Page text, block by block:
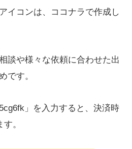
イコンは、ココナラで作成し
談や様々な依頼に合わせた出
です。
」を入力すると、決済時
。